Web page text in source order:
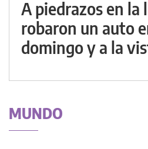
A piedrazos en la
robaron un auto
domingo y a la
MUNDO